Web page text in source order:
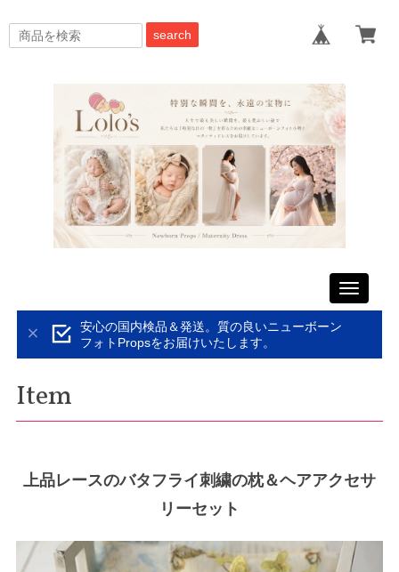
search
Toggle
安心の国内検品＆発送。質の良いニューボーン
フォトPropsをお届けいたします。
Item
上品レースのバタフライ刺繍の枕＆ヘアアクセサ
リーセット